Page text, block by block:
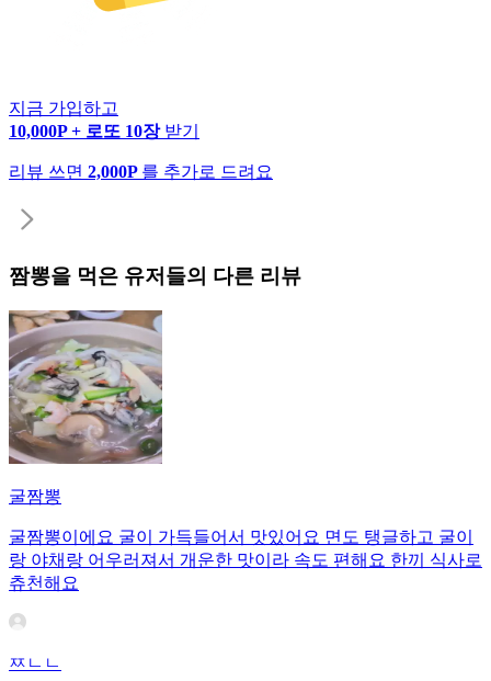
지금 가입하고
10,000P + 로또 10장 받기
리뷰 쓰면 2,000P 를 추가로 드려요
짬뽕을 먹은 유저들의 다른 리뷰
굴짬뽕
굴짬뽕이에요 굴이 가득들어서 맛있어요 면도 탱글하고 굴이
랑 야채랑 어우러져서 개운한 맛이라 속도 편해요 한끼 식사로
츄천해요
ㅉㄴㄴ